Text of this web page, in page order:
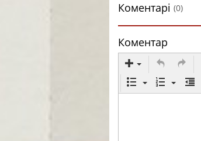
Коментарі (0)
Коментар